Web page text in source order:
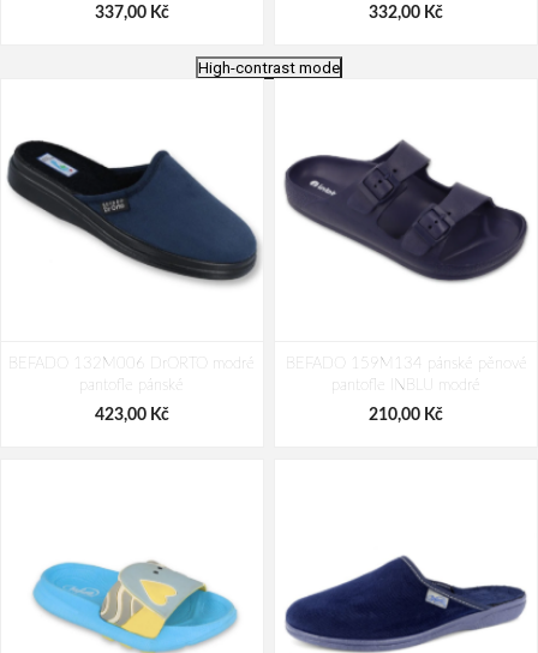
337,00 Kč 332,00 Kč
pantofle Viki korek
354,00 Kč
pantofle Viki korek
354,00 Kč
High-contrast mode
BEFADO 132M006 DrORTO modré
pantofle pánské
423,00 Kč
BEFADO 159M134 pánské pěnové
pantofle INBLU modré
210,00 Kč